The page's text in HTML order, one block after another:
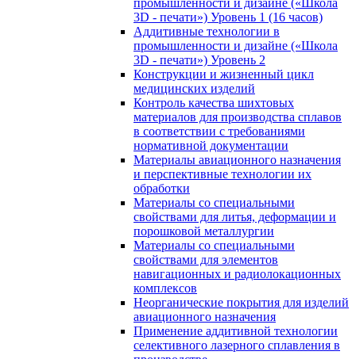
3D - печати») Уровень 1 (16 часов)
Аддитивные технологии в
промышленности и дизайне («Школа
3D - печати») Уровень 2
Конструкции и жизненный цикл
медицинских изделий
Контроль качества шихтовых
материалов для производства сплавов
в соответствии с требованиями
нормативной документации
Материалы авиационного назначения
и перспективные технологии их
обработки
Материалы со специальными
свойствами для литья, деформации и
порошковой металлургии
Материалы со специальными
свойствами для элементов
навигационных и радиолокационных
комплексов
Неорганические покрытия для изделий
авиационного назначения
Применение аддитивной технологии
селективного лазерного сплавления в